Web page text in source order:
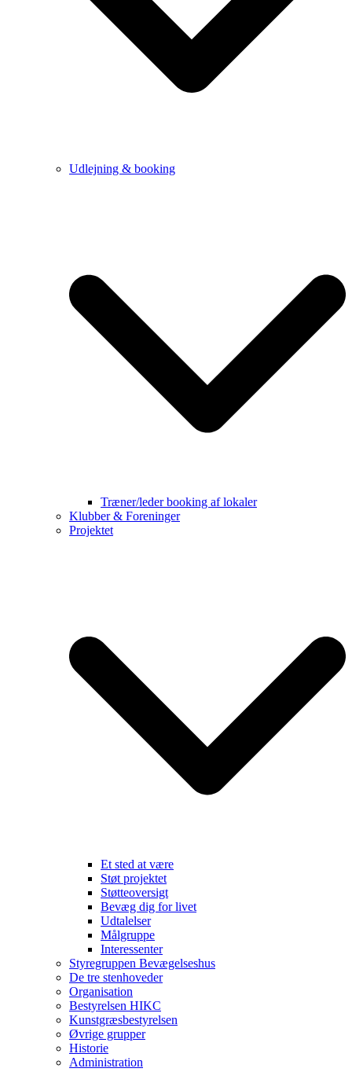
Udlejning & booking
Træner/leder booking af lokaler
Klubber & Foreninger
Projektet
Et sted at være
Støt projektet
Støtteoversigt
Bevæg dig for livet
Udtalelser
Målgruppe
Interessenter
Styregruppen Bevægelseshus
De tre stenhoveder
Organisation
Bestyrelsen HIKC
Kunstgræsbestyrelsen
Øvrige grupper
Historie
Administration